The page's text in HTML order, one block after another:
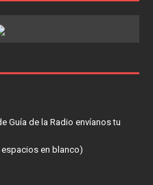
Guía de la Radio envíanos tu
en blanco)